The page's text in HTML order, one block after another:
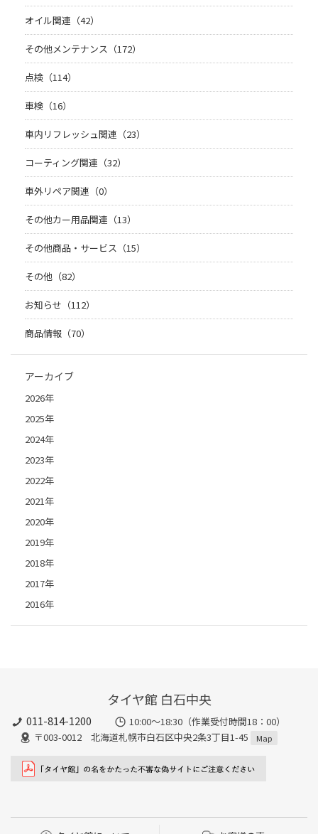
オイル関連（42）
その他メンテナンス（172）
点検（114）
車検（16）
車内リフレッシュ関連（23）
コーティング関連（32）
車外リペア関連（0）
その他カー用品関連（13）
その他商品・サービス（15）
その他（82）
お知らせ（112）
商品情報（70）
アーカイブ
2026年
2025年
2024年
2023年
2022年
2021年
2020年
2019年
2018年
2017年
2016年
タイヤ館 白石中央
011-814-1200
10:00～18:30（作業受付時間18：00）
〒003-0012 北海道札幌市白石区中央2条3丁目1-45
Map